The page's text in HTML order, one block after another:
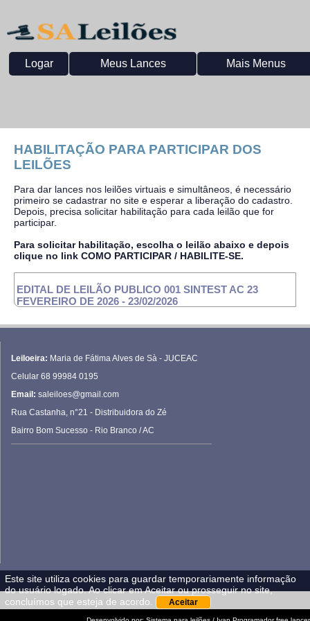
Logar Meus Lances Mais Menus
HABILITAÇÃO PARA PARTICIPAR DOS
LEILÕES
Para dar lances nos leilões virtuais e simultâneos, é necessário
primeiro se cadastrar no site e esperar a liberação do cadastro.
Depois, precisa solicitar habilitação para cada leilão que for
participar.
Para solicitar habilitação, escolha o leilão abaixo e depois
clique no link COMO PARTICIPAR / HABILITE-SE.
EDITAL DE LEILÃO PUBLICO 001 SINTEST AC 23
FEVEREIRO DE 2026 - 23/02/2026
Leiloeira: Maria de Fátima Alves de Sà - JUCEAC
Celular 68 99984 0195
Email: saleiloes@gmail.com
Rua Castanha, n°21 - Distribuidora do Zé
Bairro Bom Sucesso - Rio Branco / AC
Este site utiliza cookies para guardar temporariamente informação
do usuário logado. Ao clicar em Aceitar ou prosseguir no site,
concluímos que esteja de acordo.